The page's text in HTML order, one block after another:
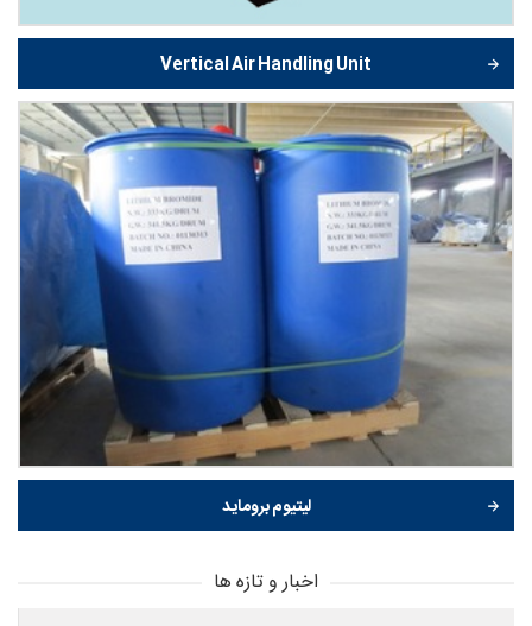
Vertical Air Handling Unit
لیتیوم بروماید
اخبار و تازه ها